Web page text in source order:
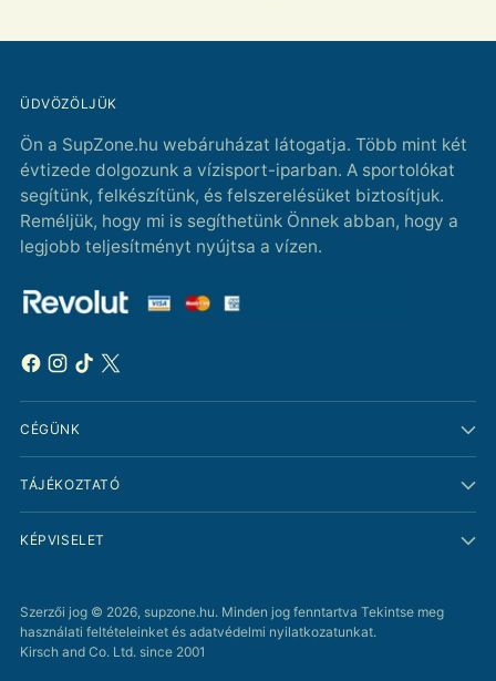
ÜDVÖZÖLJÜK
Ön a SupZone.hu webáruházat látogatja. Több mint két
évtizede dolgozunk a vízisport-iparban. A sportolókat
segítünk, felkészítünk, és felszerelésüket biztosítjuk.
Reméljük, hogy mi is segíthetünk Önnek abban, hogy a
legjobb teljesítményt nyújtsa a vízen.
CÉGÜNK
TÁJÉKOZTATÓ
KÉPVISELET
Szerzői jog © 2026, supzone.hu. Minden jog fenntartva Tekintse meg
használati feltételeinket és adatvédelmi nyilatkozatunkat.
Kirsch and Co. Ltd. since 2001